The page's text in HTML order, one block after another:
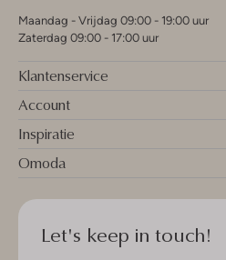
Maandag - Vrijdag 09:00 - 19:00 uur
Zaterdag 09:00 - 17:00 uur
Klantenservice
Account
Inspiratie
Omoda
Let's keep in touch!